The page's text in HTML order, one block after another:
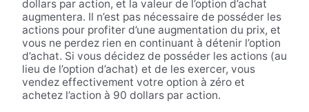
dollars par action, et la valeur de l’option d’achat
augmentera. Il n’est pas nécessaire de posséder les
actions pour profiter d’une augmentation du prix, et
vous ne perdez rien en continuant à détenir l’option
d’achat. Si vous décidez de posséder les actions (au
lieu de l’option d’achat) et de les exercer, vous
vendez effectivement votre option à zéro et
achetez l’action à 90 dollars par action.